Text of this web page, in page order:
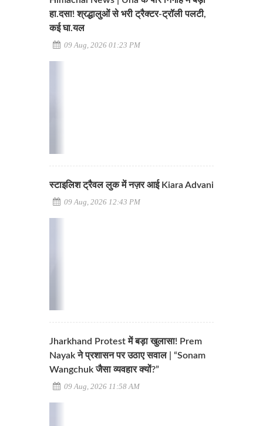
हा.दसा! श्रद्धालुओं से भरी ट्रैक्टर-ट्रॉली पलटी,
कई घा.यल
09 Aug, 2026 01:23 PM
स्टाइलिश ट्रैवल लुक में नज़र आई Kiara Advani
09 Aug, 2026 12:43 PM
Jharkhand Protest में बड़ा खुलासा! Prem
Nayak ने प्रशासन पर उठाए सवाल | “Sonam
Wangchuk जैसा व्यवहार क्यों?”
09 Aug, 2026 11:58 AM